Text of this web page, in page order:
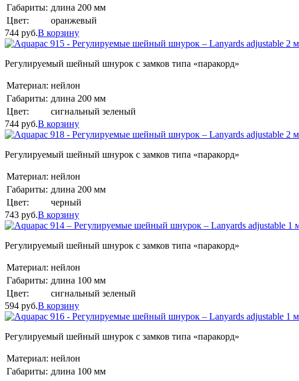
Габариты: длина 200 мм
Цвет:
оранжевый
744 руб.В корзину
Регулируемый шейный шнурок с замков типа «паракорд»
Материал: нейлон
Габариты: длина 200 мм
Цвет:
сигнальный зеленый
744 руб.В корзину
Регулируемый шейный шнурок с замков типа «паракорд»
Материал: нейлон
Габариты: длина 200 мм
Цвет:
черный
743 руб.В корзину
Регулируемый шейный шнурок с замков типа «паракорд»
Материал: нейлон
Габариты: длина 100 мм
Цвет:
сигнальный зеленый
594 руб.В корзину
Регулируемый шейный шнурок с замков типа «паракорд»
Материал: нейлон
Габариты: длина 100 мм